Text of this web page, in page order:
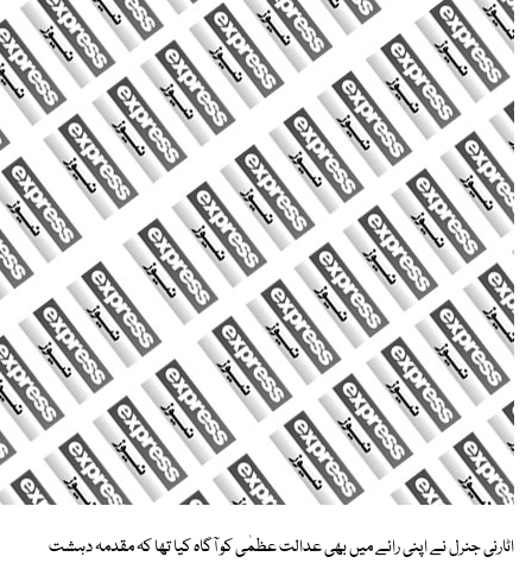
اٹارنی جنرل نے اپنی رائے میں بھی عدالت عظمٰی کو آگاہ کیا تھا کہ مقدمہ دہشت